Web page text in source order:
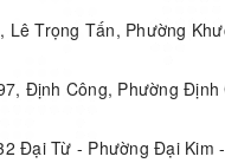
Lê Trọng Tấn, Phường
Định Công, Phường
Đại Từ - Phường Đại Kim